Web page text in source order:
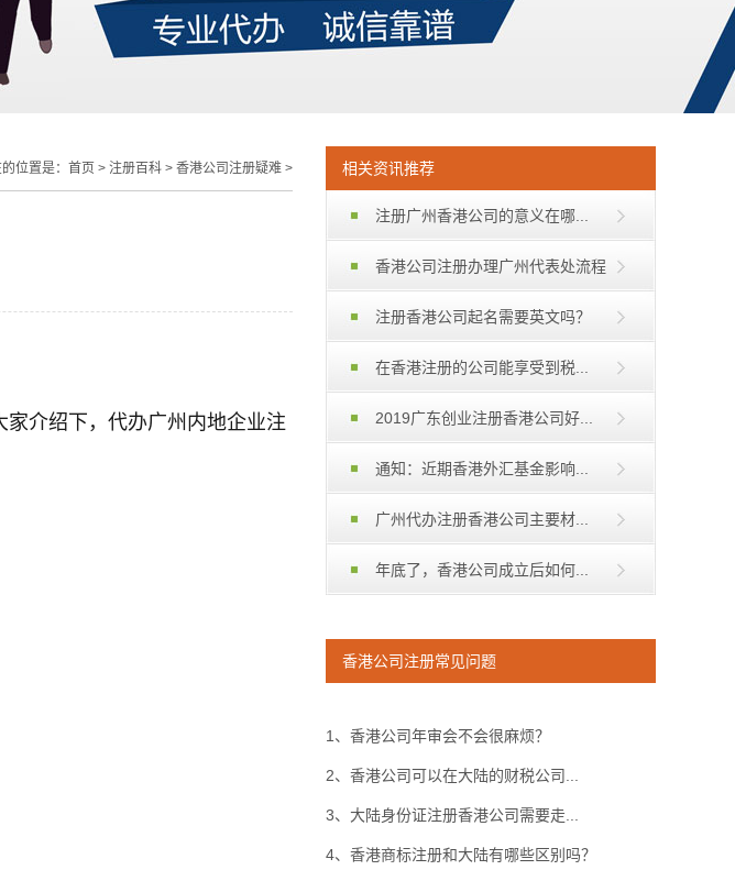
位置是： 首页 > 注册百科 > 香港公司注册疑难 >
介绍下，代办广州内地企业注
相关资讯推荐
注册广州香港公司的意义在哪...
香港公司注册办理广州代表处流程
注册香港公司起名需要英文吗？
在香港注册的公司能享受到税...
2019广东创业注册香港公司好...
通知：近期香港外汇基金影响...
广州代办注册香港公司主要材...
年底了，香港公司成立后如何...
香港公司注册常见问题
1、香港公司年审会不会很麻烦？
2、香港公司可以在大陆的财税公司...
3、大陆身份证注册香港公司需要走...
4、香港商标注册和大陆有哪些区别吗？